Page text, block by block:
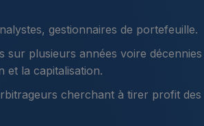
gestionnaires de portefeuille.
sur plusieurs années voire
et la capitalisation.
cherchant à tirer profit des